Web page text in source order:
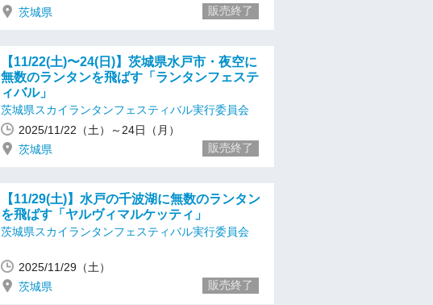
茨城県
販売終了
【11/22(土)〜24(日)】茨城県水戸市・夜空に
無数のランタンを飛ばす「ランタンフェステ
ィバル」
茨城県スカイランタンフェスティバル実行委員会
2025/11/22（土）～24日（月）
茨城県
販売終了
【11/29(土)】水戸の千波湖に無数のランタン
を飛ばす「ヤルヴィマルケッティ」
茨城県スカイランタンフェスティバル実行委員会
2025/11/29（土）
茨城県
販売終了